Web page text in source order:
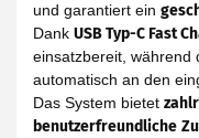
und garantiert ein
Dank USB Typ-C Fast
einsatzbereit, während
automatisch an den
Das System bietet
benutzerfreundliche